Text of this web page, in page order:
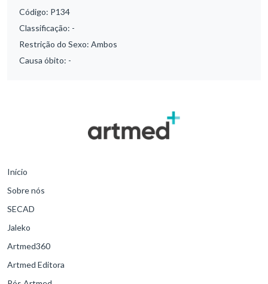
Código: P134
Classificação: -
Restrição do Sexo: Ambos
Causa óbito: -
Início
Sobre nós
SECAD
Jaleko
Artmed360
Artmed Editora